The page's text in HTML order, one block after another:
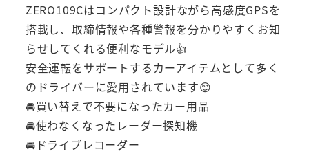
ZERO109Cはコンパクト設計ながら高感度GPSを
搭載し、取締情報や各種警報を分かりやすくお知
らせしてくれる便利なモデル👍
安全運転をサポートするカーアイテムとして多く
のドライバーに愛用されています😊
🚘買い替えで不要になったカー用品
🚘使わなくなったレーダー探知機
🚘ドライブレコーダー